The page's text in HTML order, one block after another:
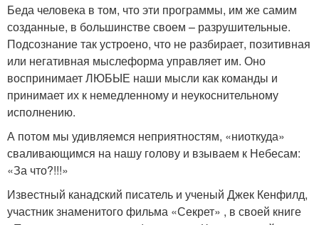
Беда человека в том, что эти программы, им же самим
созданные, в большинстве своем – разрушительные.
Подсознание так устроено, что не разбирает, позитивная
или негативная мыслеформа управляет им. Оно
воспринимает ЛЮБЫЕ наши мысли как команды и
принимает их к немедленному и неукоснительному
исполнению.
А потом мы удивляемся неприятностям, «ниоткуда»
сваливающимся на нашу голову и взываем к Небесам:
«За что?!!!»
Известный канадский писатель и ученый Джек Кенфилд,
участник знаменитого фильма «Секрет» , в своей книге